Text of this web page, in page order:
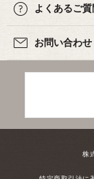
よくあるご質
お問い合わせ
株